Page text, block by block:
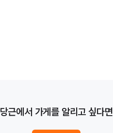
당근에서 가게를 알리고 싶다면